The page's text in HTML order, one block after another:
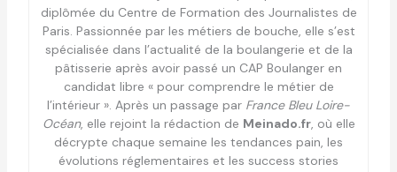
diplômée du Centre de Formation des Journalistes de
Paris. Passionnée par les métiers de bouche, elle s’est
spécialisée dans l’actualité de la boulangerie et de la
pâtisserie après avoir passé un CAP Boulanger en
candidat libre « pour comprendre le métier de
l’intérieur ». Après un passage par France Bleu Loire-
Océan, elle rejoint la rédaction de Meinado.fr, où elle
décrypte chaque semaine les tendances pain, les
évolutions réglementaires et les success stories